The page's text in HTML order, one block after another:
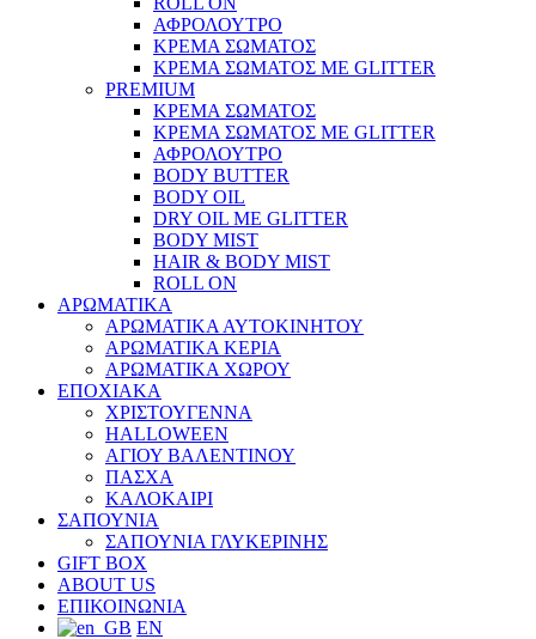
ΑΦΡΟΛΟΥΤΡΟ
ΚΡΕΜΑ ΣΩΜΑΤΟΣ
ΚΡΕΜΑ ΣΩΜΑΤΟΣ ΜΕ GLITTER
PREMIUM
ΚΡΕΜΑ ΣΩΜΑΤΟΣ
ΚΡΕΜΑ ΣΩΜΑΤΟΣ ΜΕ GLITTER
ΑΦΡΟΛΟΥΤΡΟ
BODY BUTTER
BODY OIL
DRY OIL ΜΕ GLITTER
BODY MIST
HAIR & BODY MIST
ROLL ON
ΑΡΩΜΑΤΙΚΑ
ΑΡΩΜΑΤΙΚΑ ΑΥΤΟΚΙΝΗΤΟΥ
ΑΡΩΜΑΤΙΚΑ ΚΕΡΙΑ
ΑΡΩΜΑΤΙΚΑ ΧΩΡΟΥ
ΕΠΟΧΙΑΚΑ
ΧΡΙΣΤΟΥΓΕΝΝΑ
HALLOWEEN
ΑΓΙΟΥ ΒΑΛΕΝΤΙΝΟΥ
ΠΑΣΧΑ
ΚΑΛΟΚΑΙΡΙ
ΣΑΠΟΥΝΙΑ
ΣΑΠΟΥΝΙΑ ΓΛΥΚΕΡΙΝΗΣ
GIFT BOX
ABOUT US
ΕΠΙΚΟΙΝΩΝΙΑ
EN